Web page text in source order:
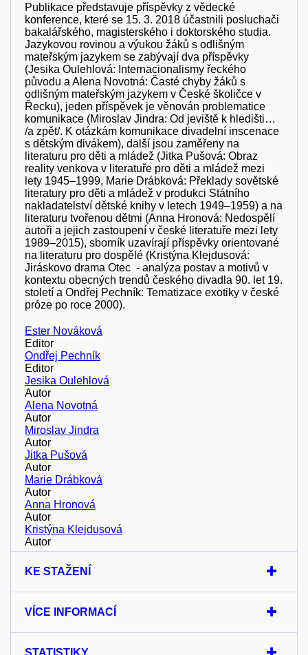
Publikace představuje příspěvky z vědecké
konference, které se 15. 3. 2018 účastnili posluchači
bakalářského, magisterského i doktorského studia.
Jazykovou rovinou a výukou žáků s odlišným
mateřským jazykem se zabývají dva příspěvky
(Jesika Oulehlová: Internacionalismy řeckého
původu a Alena Novotná: Časté chyby žáků s
odlišným mateřským jazykem v České školičce v
Řecku), jeden příspěvek je věnován problematice
komunikace (Miroslav Jindra: Od jeviště k hledišti…
/a zpět/. K otázkám komunikace divadelní inscenace
s dětským divákem), další jsou zaměřeny na
literaturu pro děti a mládež (Jitka Pušová: Obraz
reality venkova v literatuře pro děti a mládež mezi
lety 1945–1999, Marie Drábková: Překlady sovětské
literatury pro děti a mládež v produkci Státního
nakladatelství dětské knihy v letech 1949–1959) a na
literaturu tvořenou dětmi (Anna Hronová: Nedospělí
autoři a jejich zastoupení v české literatuře mezi lety
1989–2015), sborník uzavírají příspěvky orientované
na literaturu pro dospělé (Kristýna Klejdusová:
Jiráskovo drama Otec - analýza postav a motivů v
kontextu obecných trendů českého divadla 90. let 19.
století a Ondřej Pechník: Tematizace exotiky v české
próze po roce 2000).
Ester Nováková
Editor
Ondřej Pechník
Editor
Jesika Oulehlová
Autor
Alena Novotná
Autor
Miroslav Jindra
Autor
Jitka Pušová
Autor
Marie Drábková
Autor
Anna Hronová
Autor
Kristýna Klejdusová
Autor
KE STAŽENÍ
VÍCE INFORMACÍ
STATISTIKY